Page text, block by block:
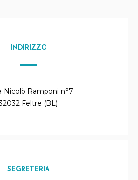
INDIRIZZO
Nicolò Ramponi n°7
Feltre (BL)
SEGRETERIA